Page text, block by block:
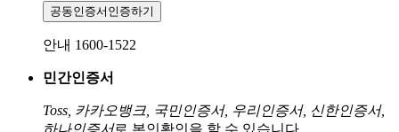
공동인증서 인증하기
안내 1600-1522
민간인증서
Toss, 카카오뱅크, 국민인증서, 우리인증서, 신한인증서,